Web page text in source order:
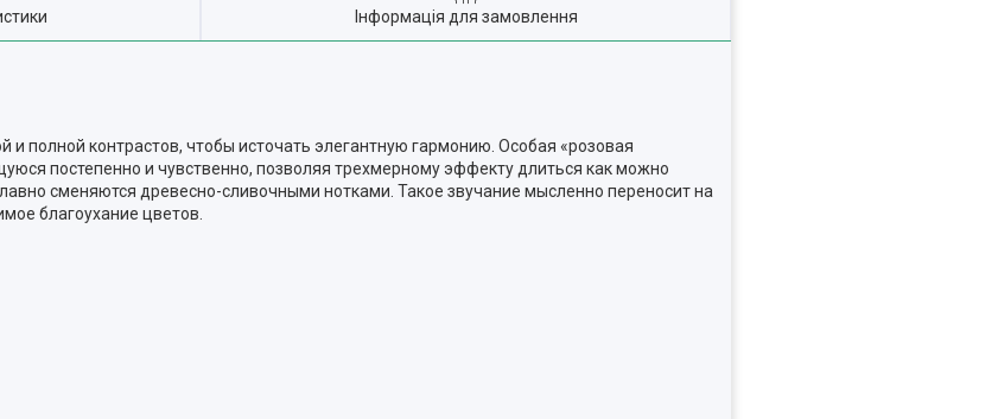
Інформація для замовлення
полной контрастов, чтобы источать элегантную гармонию. Особая «розовая
постепенно и чувственно, позволяя трехмерному эффекту длиться как можно
сменяются древесно-сливочными нотками. Такое звучание мысленно переносит на
благоухание цветов.